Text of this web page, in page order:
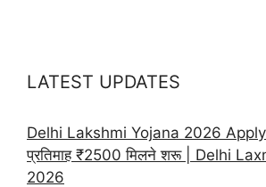
LATEST UPDATES
Delhi Lakshmi Yojana 2026 Apply
प्रतिमाह ₹2500 मिलने शरू | Delhi
2026